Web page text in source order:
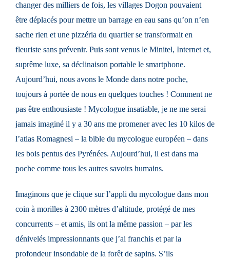
changer des milliers de fois, les villages Dogon pouvaient
être déplacés pour mettre un barrage en eau sans qu’on n’en
sache rien et une pizzéria du quartier se transformait en
fleuriste sans prévenir. Puis sont venus le Minitel, Internet et,
suprême luxe, sa déclinaison portable le smartphone.
Aujourd’hui, nous avons le Monde dans notre poche,
toujours à portée de nous en quelques touches ! Comment ne
pas être enthousiaste ! Mycologue insatiable, je ne me serai
jamais imaginé il y a 30 ans me promener avec les 10 kilos de
l’atlas Romagnesi – la bible du mycologue européen – dans
les bois pentus des Pyrénées. Aujourd’hui, il est dans ma
poche comme tous les autres savoirs humains.
Imaginons que je clique sur l’appli du mycologue dans mon
coin à morilles à 2300 mètres d’altitude, protégé de mes
concurrents – et amis, ils ont la même passion – par les
dénivelés impressionnants que j’ai franchis et par la
profondeur insondable de la forêt de sapins. S’ils